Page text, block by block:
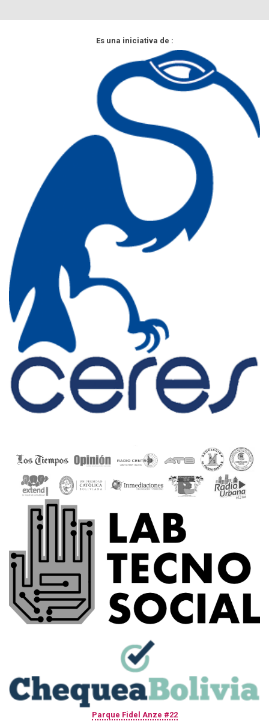
Es una iniciativa de :
Parque Fidel Anze #22